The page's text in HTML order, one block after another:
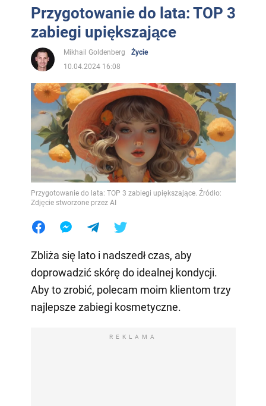
Przygotowanie do lata: TOP 3
zabiegi upiększające
Mikhail Goldenberg
Życie
10.04.2024 16:08
Przygotowanie do lata: TOP 3 zabiegi upiększające. Źródło:
Zdjęcie stworzone przez AI
Zbliża się lato i nadszedł czas, aby
doprowadzić skórę do idealnej kondycji.
Aby to zrobić, polecam moim klientom trzy
najlepsze zabiegi kosmetyczne.
REKLAMA